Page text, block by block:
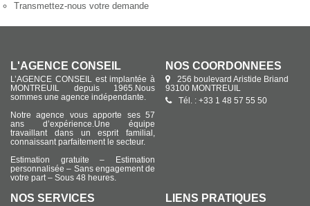
Transmettez-nous votre demande
L'AGENCE CONSEIL
L’AGENCE CONSEIL est implantée à
MONTREUIL depuis 1965.Nous
sommes une agence indépendante.
Notre agence vous apporte ses 57
ans d’expérience.Une équipe
travaillant dans un esprit familial,
connaissant parfaitement le secteur.
Estimation gratuite – Estimation
personnalisée – Sans engagement de
votre part – Sous 48 heures.
NOS COORDONNÉES
256 boulevard Aristide Briand
93100 MONTREUIL
Tél. : +33 1 48 57 55 50
NOS SERVICES LIENS PRATIQUES